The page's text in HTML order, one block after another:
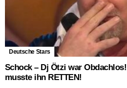
Deutsche Stars
Schock – Dj Ötzi war
musste ihn RETTEN!